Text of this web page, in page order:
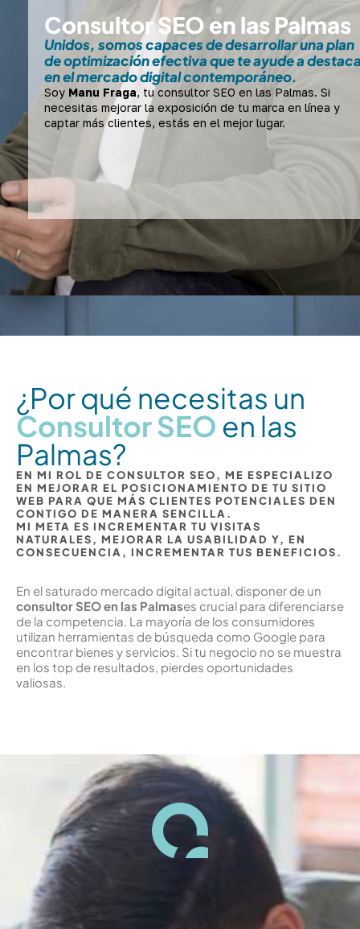
Consultor SEO en las Palmas
Unidos, somos capaces de desarrollar una plan
de optimización efectiva que te ayude a
en el mercado digital contemporáneo.
Soy Manu Fraga, tu consultor SEO en las Palmas. Si
necesitas mejorar la exposición de tu marca en línea y
captar más clientes, estás en el mejor lugar.
¿Por qué necesitas un
Consultor SEO en las
Palmas?
EN MI ROL DE CONSULTOR SEO, ME ESPECIALIZO
EN MEJORAR EL POSICIONAMIENTO DE TU SITIO
WEB PARA QUE MÁS CLIENTES POTENCIALES DEN
CONTIGO DE MANERA SENCILLA.
MI META ES INCREMENTAR TU VISITAS
NATURALES, MEJORAR LA USABILIDAD Y, EN
CONSECUENCIA, INCREMENTAR TUS BENEFICIOS.
En el saturado mercado digital actual, disponer de un
consultor SEO en las Palmases crucial para diferenciarse
de la competencia. La mayoría de los consumidores
utilizan herramientas de búsqueda como Google para
encontrar bienes y servicios. Si tu negocio no se muestra
en los top de resultados, pierdes oportunidades
valiosas.